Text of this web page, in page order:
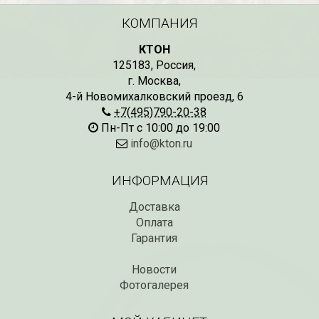
КОМПАНИЯ
КТОН
125183, Россия,
г. Москва,
4-й Новомихалковский проезд, 6
+7(495)790-20-38
Пн-Пт с 10:00 до 19:00
info@kton.ru
ИНФОРМАЦИЯ
Доставка
Оплата
Гарантия
Новости
Фотогалерея